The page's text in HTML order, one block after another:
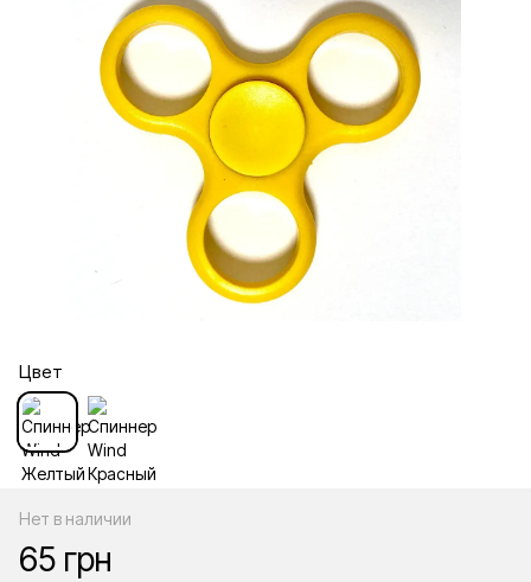
Цвет
Нет в наличии
65 грн